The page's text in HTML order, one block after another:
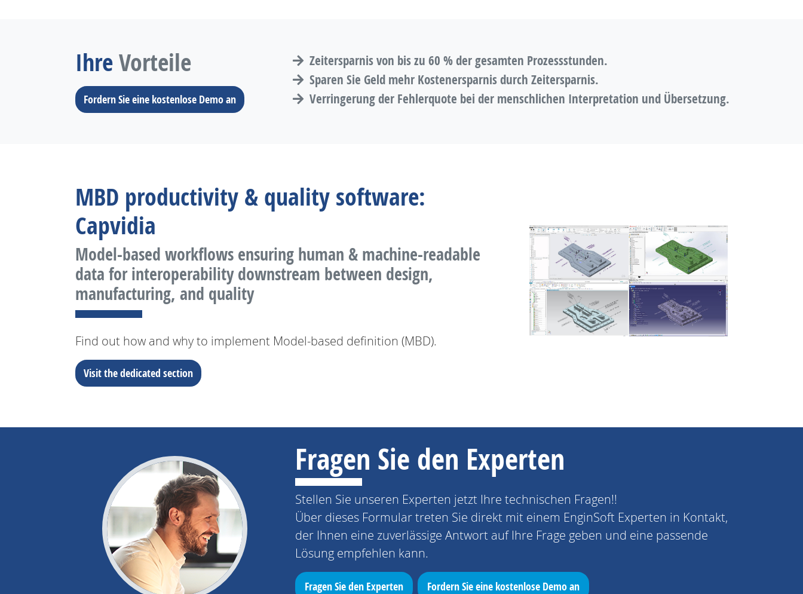
IhreVorteile
Fordern Sie eine kostenlose Demo an
Zeitersparnis von bis zu 60 % der gesamten Prozessstunden.
Sparen Sie Geld mehr Kostenersparnis durch Zeitersparnis.
Verringerung der Fehlerquote bei der menschlichen Interpretation und Übersetzung.
MBD productivity & quality software:
Capvidia
Model-based workflows ensuring human & machine-readable
data for interoperability downstream between design,
manufacturing, and quality
Find out how and why to implement Model-based definition (MBD).
Visit the dedicated section
Fragen Sie den Experten
Stellen Sie unseren Experten jetzt Ihre technischen Fragen!!
Über dieses Formular treten Sie direkt mit einem EnginSoft Experten in Kontakt,
der Ihnen eine zuverlässige Antwort auf Ihre Frage geben und eine passende
Lösung empfehlen kann.
Fragen Sie den Experten Fordern Sie eine kostenlose Demo an